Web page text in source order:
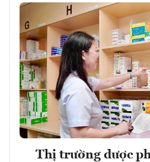
Thị trường dược